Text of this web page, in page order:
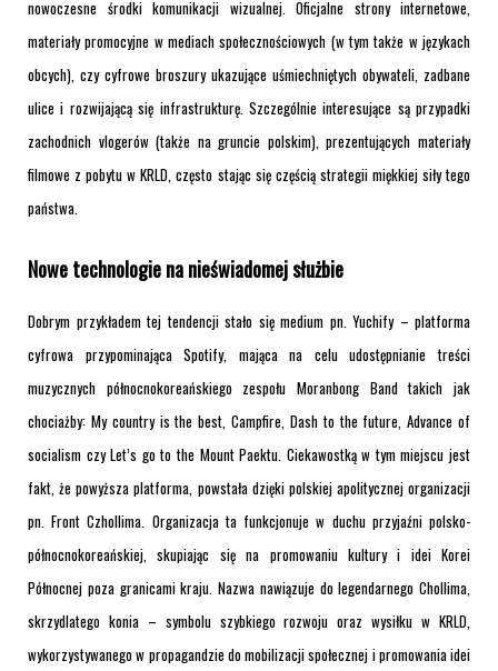
nowoczesne środki komunikacji wizualnej. Oficjalne strony internetowe,
materiały promocyjne w mediach społecznościowych (w tym także w językach
obcych), czy cyfrowe broszury ukazujące uśmiechniętych obywateli, zadbane
ulice i rozwijającą się infrastrukturę. Szczególnie interesujące są przypadki
zachodnich vlogerów (także na gruncie polskim), prezentujących materiały
filmowe z pobytu w KRLD, często stając się częścią strategii miękkiej siły tego
państwa.
Nowe technologie na nieświadomej służbie
Dobrym przykładem tej tendencji stało się medium pn. Yuchify – platforma
cyfrowa przypominająca Spotify, mająca na celu udostępnianie treści
muzycznych północnokoreańskiego zespołu Moranbong Band takich jak
chociażby: My country is the best, Campfire, Dash to the future, Advance of
socialism czy Let’s go to the Mount Paektu. Ciekawostką w tym miejscu jest
fakt, że powyższa platforma, powstała dzięki polskiej apolitycznej organizacji
pn. Front Czhollima. Organizacja ta funkcjonuje w duchu przyjaźni polsko-
północnokoreańskiej, skupiając się na promowaniu kultury i idei Korei
Północnej poza granicami kraju. Nazwa nawiązuje do legendarnego Chollima,
skrzydlatego konia – symbolu szybkiego rozwoju oraz wysiłku w KRLD,
wykorzystywanego w propagandzie do mobilizacji społecznej i promowania idei